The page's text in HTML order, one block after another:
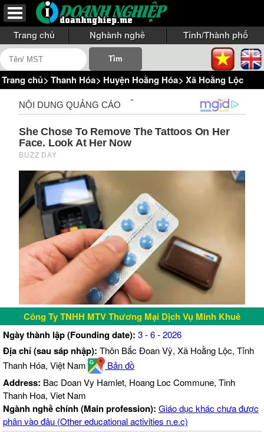
Trang chủ Nghành nghề Tỉnh/Thành phố
Trang chủ> Thanh Hóa> Huyện Hoằng Hóa> Xã Hoằng Lộc
Công Ty TNHH MTV Thương Mại Dịch Vụ Minh Khuê
Ngày thành lập (Founding date): 3-6-2026
Địa chỉ (sau sáp nhập): Thôn Bắc Đoan Vỹ, Xã Hoằng Lộc, Tỉnh
Thanh Hóa, Việt Nam
Bản đồ
Address: Bac Doan Vy Hamlet, Hoang Loc Commune, Tinh
Thanh Hoa, Viet Nam
Ngành nghề chính (Main profession): Giáo dục khác chưa được
phân vào đâu (Other educational activities n.e.c)